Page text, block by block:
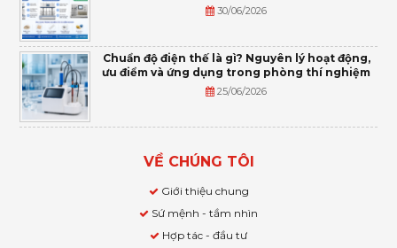
30/06/2026
Chuẩn độ điện thế là gì? Nguyên lý hoạt động,
ưu điểm và ứng dụng trong phòng thí nghiệm
25/06/2026
VỀ CHÚNG TÔI
Giới thiệu chung
Sứ mệnh - tầm nhìn
Hợp tác - đầu tư